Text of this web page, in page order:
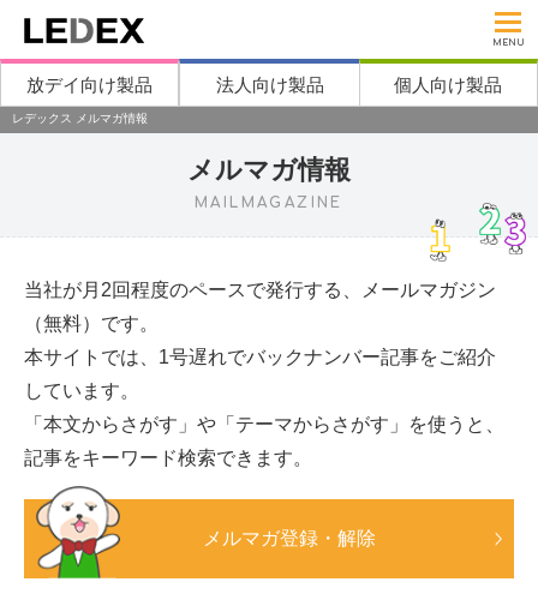
MENU
放デイ向け製品 法人向け製品 個人向け製品
レデックス メルマガ情報
メルマガ情報
MAILMAGAZINE
当社が月2回程度のペースで発行する、メールマガジン
（無料）です。
本サイトでは、1号遅れでバックナンバー記事をご紹介
しています。
「本文からさがす」や「テーマからさがす」を使うと、
記事をキーワード検索できます。
メルマガ登録・解除